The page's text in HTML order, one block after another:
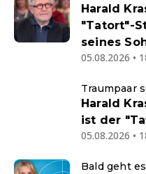
Harald
"Tatort"-
seines
05.08.2026 •
Traumpaar
Harald
ist der
05.08.2026 •
Bald geht